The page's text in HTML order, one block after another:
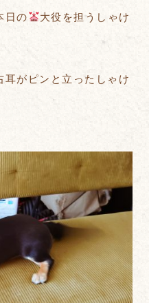
日の
大役を担うしゃけ
がピンと立ったしゃけ